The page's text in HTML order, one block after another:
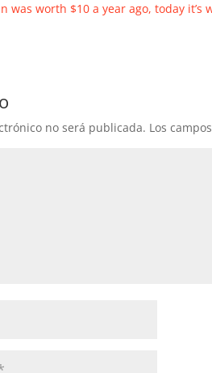
was worth $10 a year ago, today it’s
no será publicada. Los